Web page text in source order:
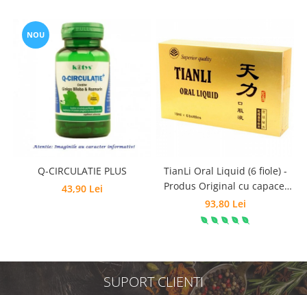
NOU
Q-CIRCULATIE PLUS
43,90 Lei
TianLi Oral Liquid (6 fiole) -
Produs Original cu capacel
auriu
93,80 Lei
SUPORT CLIENTI